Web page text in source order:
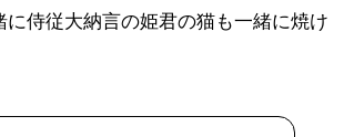
侍従大納言の姫君の猫も一緒に焼け